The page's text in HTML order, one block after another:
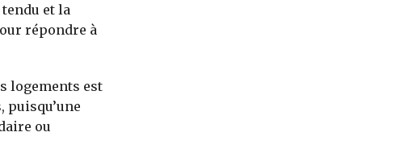
et la
répondre à
logements est
puisqu’une
ou